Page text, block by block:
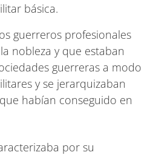
básica.
guerreros profesionales
nobleza y que estaban
guerreras a modo
y se jerarquizaban
habían conseguido en
por su